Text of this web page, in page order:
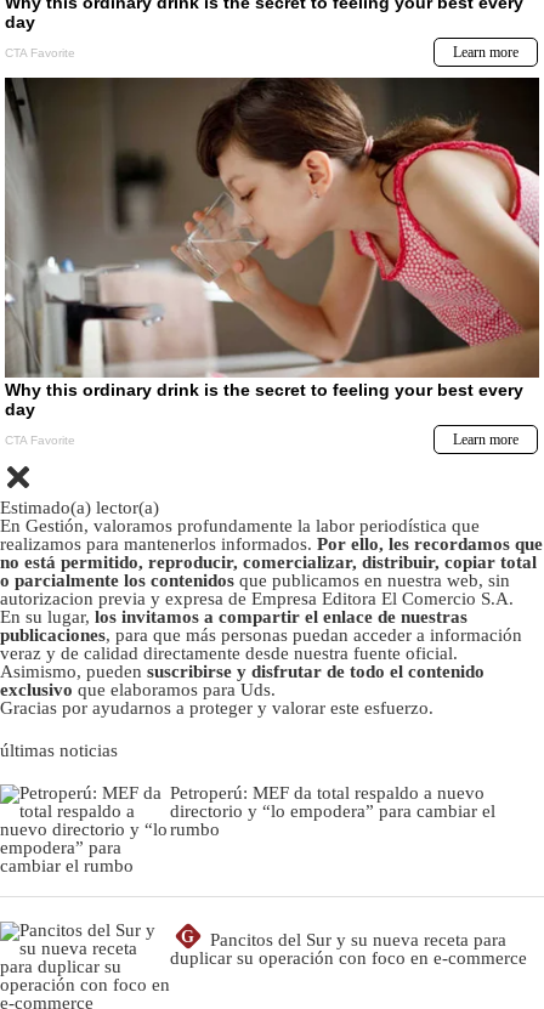
Estimado(a) lector(a)
En Gestión, valoramos profundamente la labor periodística que
realizamos para mantenerlos informados. Por ello, les recordamos que
no está permitido, reproducir, comercializar, distribuir, copiar total
o parcialmente los contenidos que publicamos en nuestra web, sin
autorizacion previa y expresa de Empresa Editora El Comercio S.A.
En su lugar, los invitamos a compartir el enlace de nuestras
publicaciones, para que más personas puedan acceder a información
veraz y de calidad directamente desde nuestra fuente oficial.
Asimismo, pueden suscribirse y disfrutar de todo el contenido
exclusivo que elaboramos para Uds.
Gracias por ayudarnos a proteger y valorar este esfuerzo.
últimas noticias
Petroperú: MEF da total respaldo a nuevo
directorio y “lo empodera” para cambiar el
rumbo
G
Pancitos del Sur y su nueva receta para
duplicar su operación con foco en e-commerce